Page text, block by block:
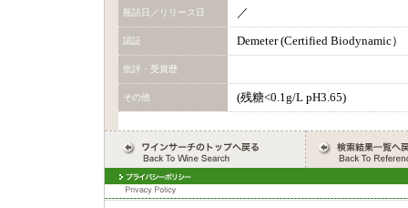
瓶詰日／リリース日 ／
認証 Demeter (Certified Biodynamic）
批評・受賞歴
その他 (残糖<0.1g/L pH3.65)